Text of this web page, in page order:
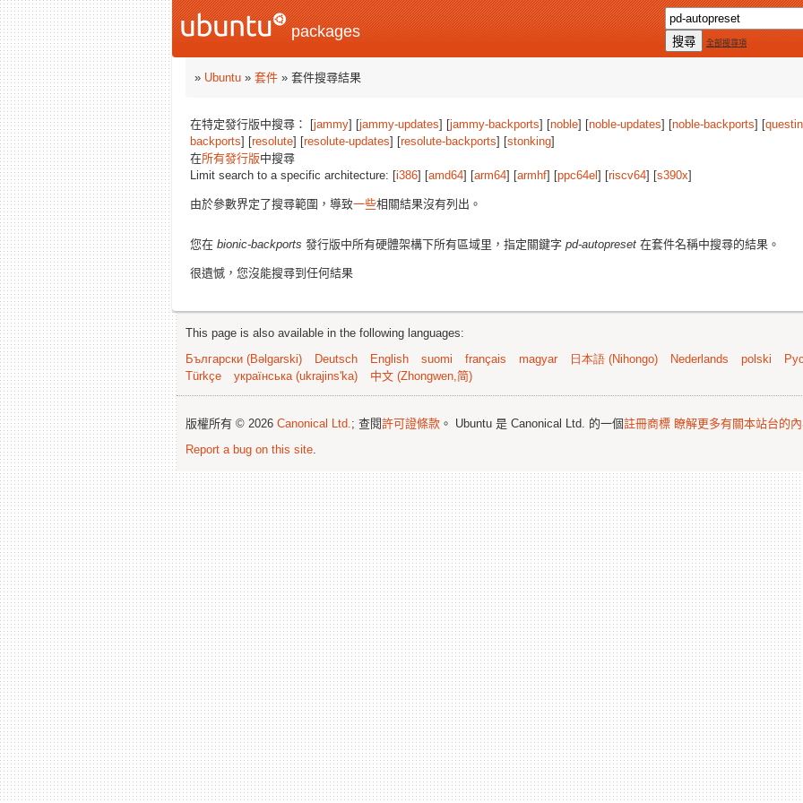
packages
全部搜尋項
» Ubuntu » 套件 » 套件搜尋結果
在特定發行版中搜尋： [jammy] [jammy-updates] [jammy-backports] [noble] [noble-updates] [noble-backports] [
backports] [resolute] [resolute-updates] [resolute-backports] [stonking]
在所有發行版中搜尋
Limit search to a specific architecture: [i386] [amd64] [arm64] [armhf] [ppc64el ] [riscv64] [s390x]
由於參數界定了搜尋範圍，導致一些相關結果沒有列出。
您在 bionic-backports 發行版中所有硬體架構下所有區域里，指定關鍵字 pd-autopreset 在套件名稱中搜尋的結果。
很遺憾，您沒能搜尋到任何結果
This page is also available in the following languages:
Български (Bəlgarski)
Deutsch English suomi français magyar 日本語 (Nihongo) Nederlands polski
Türkçe
українська (ukrajins'ka) 中文 (Zhongwen,简)
版權所有 © 2026 Canonical Ltd.; 查閱許可證條款 。 Ubuntu 是 Canonical Ltd. 的一個註冊商標 瞭解更多有關本站台的
Report a bug on this site.